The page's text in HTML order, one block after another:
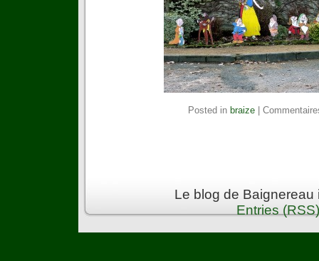
Posted in braize|
Le blog de
Entries (RSS)